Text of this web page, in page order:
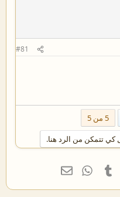
#81
5 من 5
تتمكن من الرد هنا.
Pinterest
Tumblr
WhatsAppالبريد الإلكتروني